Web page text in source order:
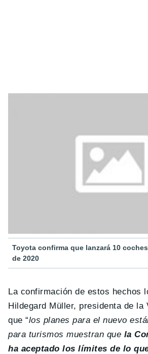
Toyota confirma que lanzará 10
de 2020
La confirmación de estos hechos
Hildegard Müller, presidenta de la
que “los planes para el nuevo
para turismos muestran que la
ha aceptado los límites de lo